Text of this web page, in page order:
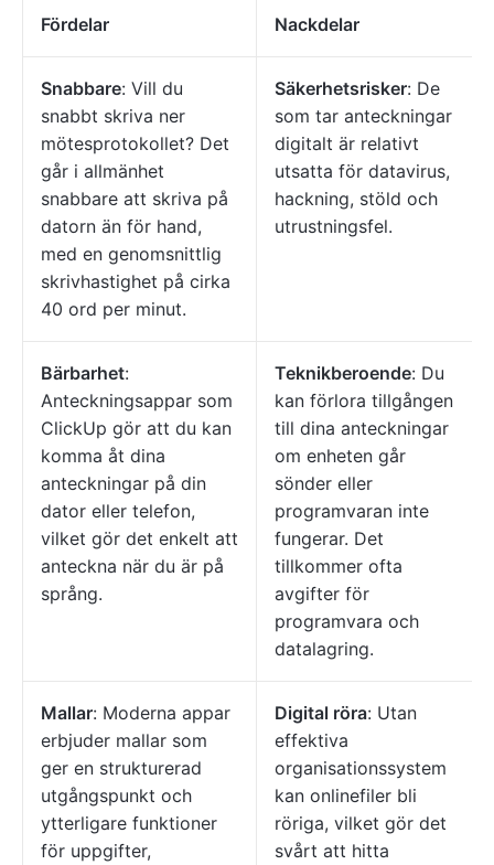
Fördelar Nackdelar
Snabbare: Vill du
snabbt skriva ner
mötesprotokollet? Det
går i allmänhet
snabbare att skriva på
datorn än för hand,
med en genomsnittlig
skrivhastighet på cirka
40 ord per minut.
Säkerhetsrisker: De
som tar anteckningar
digitalt är relativt
utsatta för datavirus,
hackning, stöld och
utrustningsfel.
Bärbarhet:
Anteckningsappar som
ClickUp gör att du kan
komma åt dina
anteckningar på din
dator eller telefon,
vilket gör det enkelt att
anteckna när du är på
språng.
Teknikberoende: Du
kan förlora tillgången
till dina anteckningar
om enheten går
sönder eller
programvaran inte
fungerar. Det
tillkommer ofta
avgifter för
programvara och
datalagring.
Mallar: Moderna appar
erbjuder mallar som
ger en strukturerad
utgångspunkt och
ytterligare funktioner
för uppgifter,
Digital röra: Utan
effektiva
organisationssystem
kan onlinefiler bli
röriga, vilket gör det
svårt att hitta